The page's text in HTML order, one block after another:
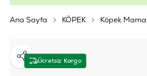
Ana Sayfa KÖPEK Köpek
Ücretsiz Kargo
Paylaş